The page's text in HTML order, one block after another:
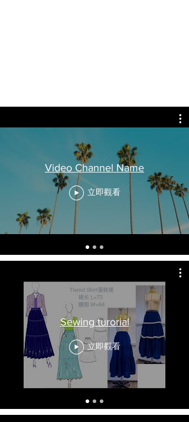
Video Channel Name
立即觀看
Sewing turorial
立即觀看